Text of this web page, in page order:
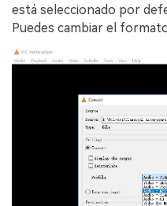
está seleccionado por
Puedes cambiar el formato